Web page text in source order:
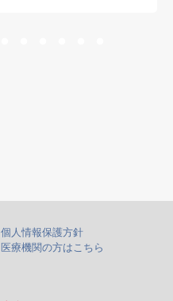
個人情報保護方針
医療機関の方はこちら